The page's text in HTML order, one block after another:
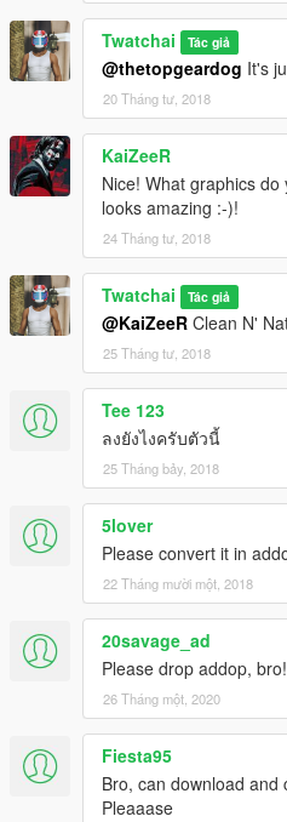
Twatchai Tác giả
@thetopgeardog It's
20 Tháng tư, 2018
KaiZeeR
Nice! What graphics
looks amazing :-)!
24 Tháng tư, 2018
Twatchai Tác giả
@KaiZeeR Clean N'
25 Tháng tư, 2018
Tee 123
ลงยังไงครับตัวนี้
25 Tháng bảy, 2018
5lover
Please convert it in
22 Tháng mười một, 2018
20savage_ad
Please drop addop, bro!
26 Tháng một, 2020
Fiesta95
Bro, can download and
Pleaaase